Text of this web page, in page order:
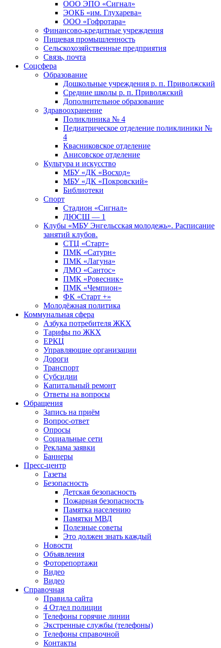
ООО ЭПО «Сигнал»
ЭОКБ «им. Глухарева»
ООО «Гофротара»
Финансово-кредитные учреждения
Пищевая промышленность
Сельскохозяйственные предприятия
Связь, почта
Соцсфера
Образование
Дошкольные учреждения р. п. Приволжский
Средние школы р. п. Приволжский
Дополнительное образование
Здравоохранение
Поликлиника № 4
Педиатрическое отделение поликлиники №
4
Квасниковское отделение
Анисовское отделение
Культура и искусство
МБУ «ДК «Восход»
МБУ «ДК «Покровский»
Библиотеки
Спорт
Стадион «Сигнал»
ДЮСШ — 1
Клубы «МБУ Энгельсская молодежь». Расписание
занятий клубов.
СТЦ «Старт»
ПМК «Сатурн»
ПМК «Лагуна»
ДМО «Сантос»
ПМК «Ровесник»
ПМК «Чемпион»
ФК «Старт +»
Молодёжная политика
Коммунальная сфера
Азбука потребителя ЖКХ
Тарифы по ЖКХ
ЕРКЦ
Управляющие организации
Дороги
Транспорт
Субсидии
Капитальный ремонт
Ответы на вопросы
Обращения
Запись на приём
Вопрос-ответ
Опросы
Социальные сети
Реклама заявки
Баннеры
Пресс-центр
Газеты
Безопасность
Детская безопасность
Пожарная безопасность
Памятка населению
Памятки МВД
Полезные советы
Это должен знать каждый
Новости
Объявления
Фоторепортажи
Видео
Видео
Справочная
Правила сайта
4 Отдел полиции
Телефоны горячие линии
Экстренные службы (телефоны)
Телефоны справочной
Контакты